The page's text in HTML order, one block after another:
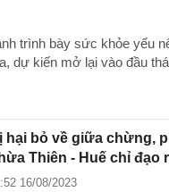
trình bày sức khỏe yếu
dự kiến mở lại vào đầu
hại bỏ về giữa chừng,
Thiên - Huế chỉ đạo
16/08/2023